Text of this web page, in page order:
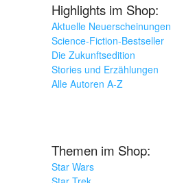
Highlights im Shop:
Aktuelle Neuerscheinungen
Science-Fiction-Bestseller
Die Zukunftsedition
Stories und Erzählungen
Alle Autoren A-Z
Themen im Shop:
Star Wars